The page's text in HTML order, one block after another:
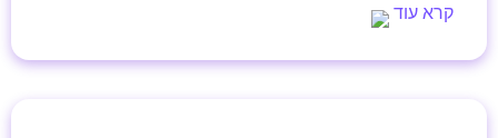
קרא עוד